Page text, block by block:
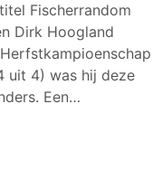
Fischerrandom
Dirk Hoogland
uit 4) was hij deze
Een…